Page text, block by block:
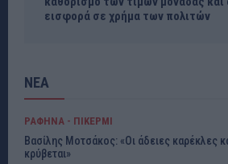
εισφορά σε χρήμα των πολιτών
ΝΕΑ
ΡΑΦΗΝΑ - ΠΙΚΕΡΜΙ
Βασίλης Μοτσάκος: «Οι άδειες καρέκλες
κρύβεται»